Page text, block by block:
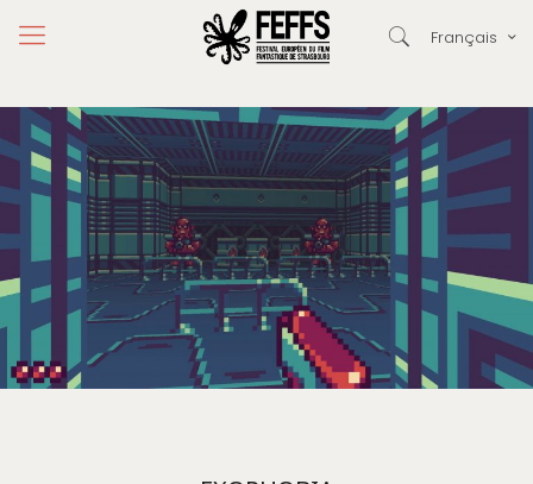
Français